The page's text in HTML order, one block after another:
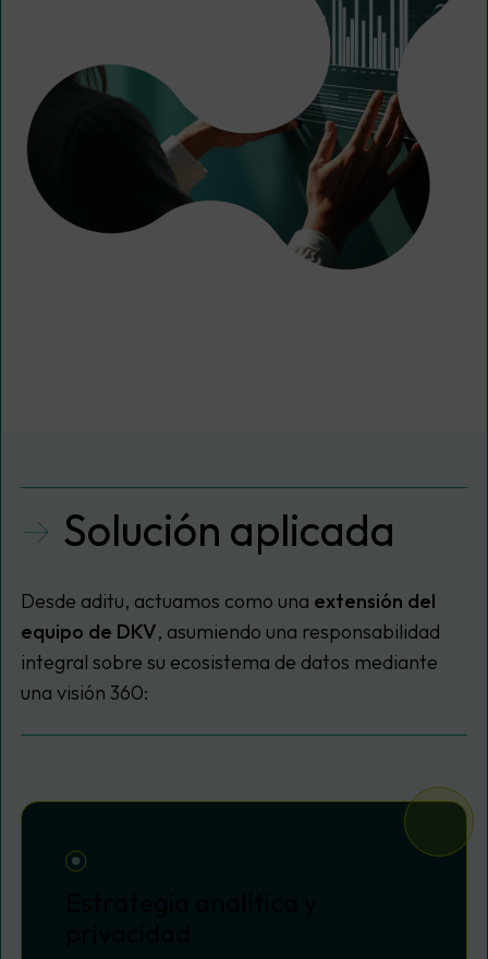
Solución aplicada
Desde aditu, actuamos como una extensión del
equipo de DKV, asumiendo una responsabilidad
integral sobre su ecosistema de datos mediante
una visión 360: